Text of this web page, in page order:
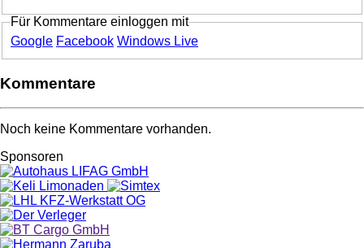
Für Kommentare einloggen mit
Google Facebook Windows Live
Kommentare
Noch keine Kommentare vorhanden.
Sponsoren